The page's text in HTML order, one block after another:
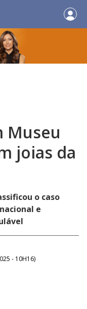
Museu
joias da
o caso
e
- 10H16)